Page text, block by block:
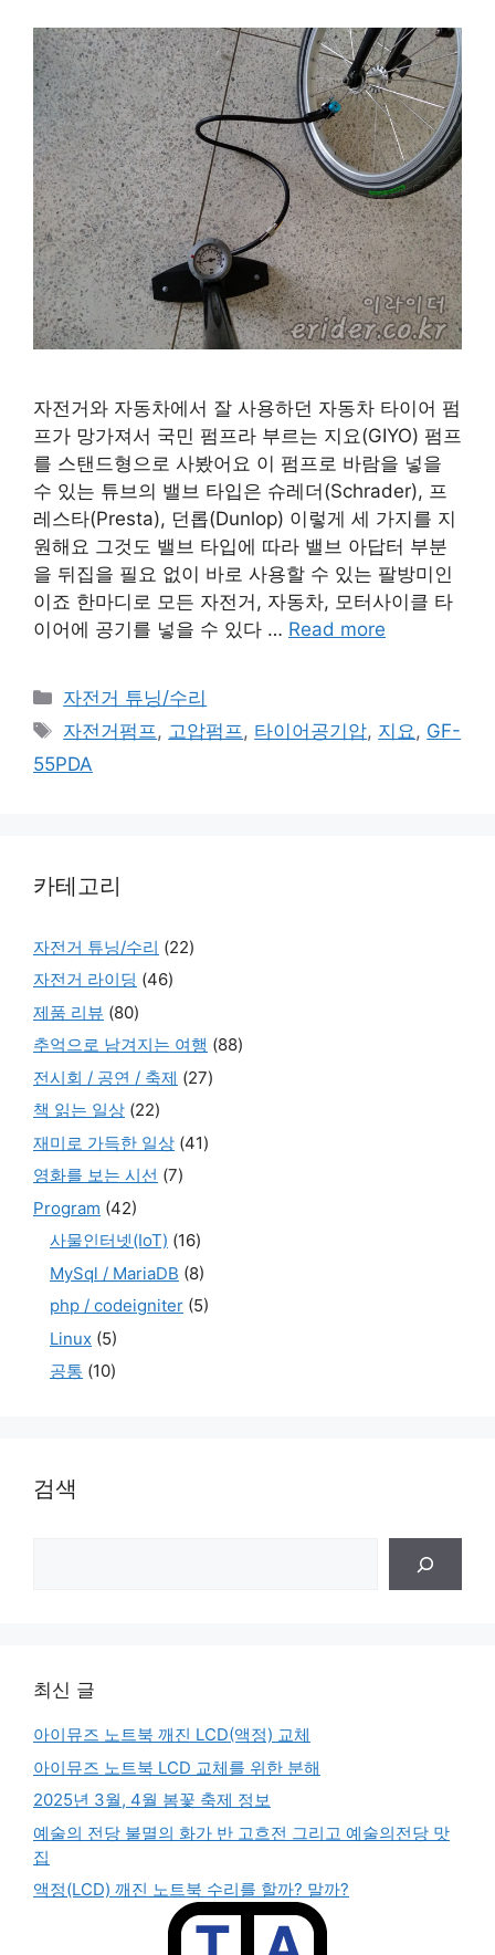
자전거와 자동차에서 잘 사용하던 자동차 타이어 펌
프가 망가져서 국민 펌프라 부르는 지요(GIYO) 펌프
를 스탠드형으로 사봤어요 이 펌프로 바람을 넣을
수 있는 튜브의 밸브 타입은 슈레더(Schrader), 프
레스타(Presta), 던롭(Dunlop) 이렇게 세 가지를 지
원해요 그것도 밸브 타입에 따라 밸브 아답터 부분
을 뒤집을 필요 없이 바로 사용할 수 있는 팔방미인
이죠 한마디로 모든 자전거, 자동차, 모터사이클 타
이어에 공기를 넣을 수 있다 … Read more
Categories
자전거 튜닝/수리
Tags
자전거펌프 , 고압펌프 , 타이어공기압, 지요 , GF-
55PDA
카테고리
자전거 튜닝/수리 (22)
자전거 라이딩 (46)
제품 리뷰 (80)
추억으로 남겨지는 여행 (88)
전시회 / 공연 / 축제 (27)
책 읽는 일상 (22)
재미로 가득한 일상 (41)
영화를 보는 시선 (7)
Program (42)
사물인터넷(IoT) (16)
MySql / MariaDB (8)
php / codeigniter (5)
Linux (5)
공통 (10)
검색
최신 글
아이뮤즈 노트북 깨진 LCD(액정) 교체
아이뮤즈 노트북 LCD 교체를 위한 분해
2025년 3월, 4월 봄꽃 축제 정보
예술의 전당 불멸의 화가 반 고흐전 그리고 예술의전당 맛
집
액정(LCD) 깨진 노트북 수리를 할까? 말까?